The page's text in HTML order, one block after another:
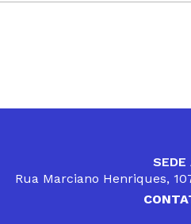
SEDE
Rua Marciano Henriques,